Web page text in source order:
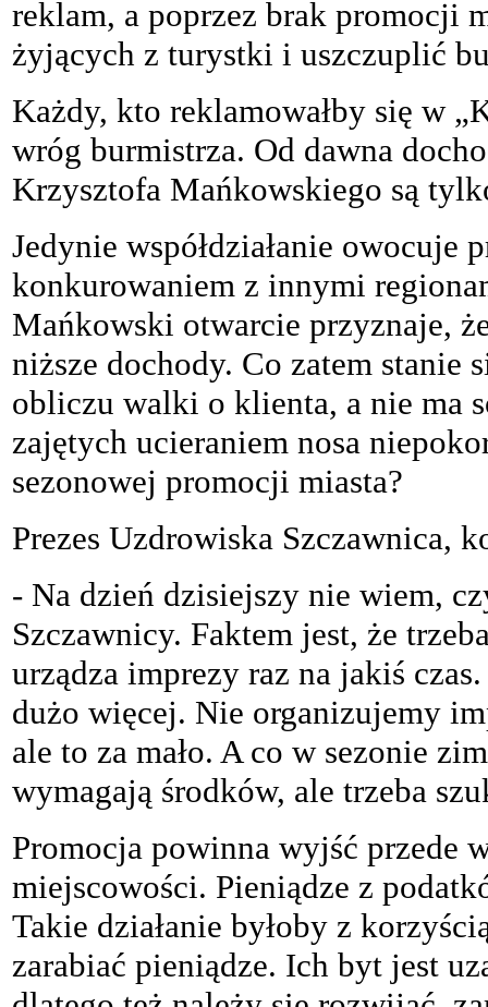
reklam, a poprzez brak promocji
żyjących z turystki i uszczuplić
Każdy, kto reklamowałby się w
wróg burmistrza. Od dawna
Krzysztofa Mańkowskiego są
Jedynie współdziałanie owocuje
konkurowaniem z innymi
Mańkowski otwarcie przyznaje,
niższe dochody. Co zatem
obliczu walki o klienta, a nie ma
zajętych ucieraniem nosa
sezonowej promocji miasta?
Prezes Uzdrowiska Szczawnica,
- Na dzień dzisiejszy nie wiem,
Szczawnicy. Faktem jest, że
urządza imprezy raz na jakiś
dużo więcej. Nie organizujemy
ale to za mało. A co w sezonie
wymagają środków, ale trzeba
Promocja powinna wyjść przede
miejscowości. Pieniądze z
Takie działanie byłoby z
zarabiać pieniądze. Ich byt jest